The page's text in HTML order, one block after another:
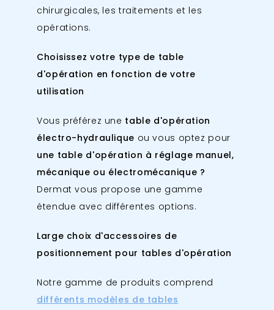
chirurgicales, les traitements et les
opérations.
Choisissez votre type de table
d'opération en fonction de votre
utilisation
Vous préférez une table d'opération
électro-hydraulique ou vous optez pour
une table d'opération à réglage manuel,
mécanique ou électromécanique ?
Dermat vous propose une gamme
étendue avec différentes options.
Large choix d'accessoires de
positionnement pour tables d'opération
Notre gamme de produits comprend
différents modèles de tables